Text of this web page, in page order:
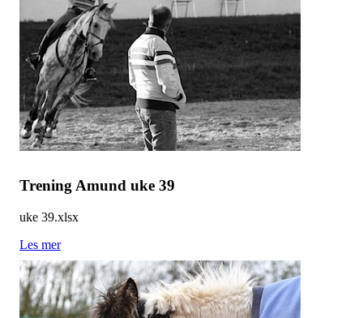
Trening Amund uke 39
uke 39.xlsx
Les mer